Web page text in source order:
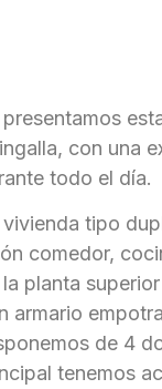
presentamos
con una
todo el día.
vivienda tipo
comedor,
la planta
armario
de 4
tenemos